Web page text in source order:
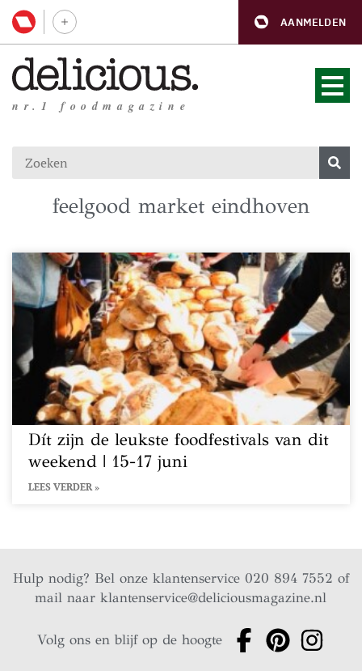
AANMELDEN
nr.1 foodmagazine
feelgood market eindhoven
Dít zijn de leukste foodfestivals van dit
weekend | 15-17 juni
LEES VERDER »
Hulp nodig? Bel onze klantenservice 020 894 7552 of
mail naarklantenservice@deliciousmagazine.nl
Volg ons en blijf op de hoogte